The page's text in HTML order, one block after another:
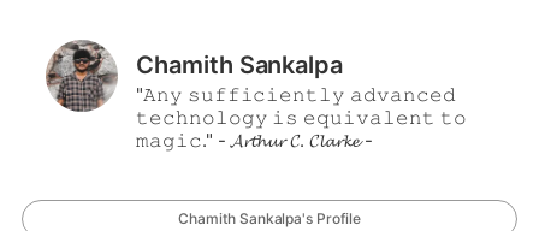
Chamith Sankalpa
"𝙰𝚗𝚢 𝚜𝚞𝚏𝚏𝚒𝚌𝚒𝚎𝚗𝚝𝚕𝚢 𝚊𝚍𝚟𝚊𝚗𝚌𝚎𝚍
𝚝𝚎𝚌𝚑𝚗𝚘𝚕𝚘𝚐𝚢 𝚒𝚜 𝚎𝚚𝚞𝚒𝚟𝚊𝚕𝚎𝚗𝚝 𝚝𝚘
𝚖𝚊𝚐𝚒𝚌." - 𝓐𝓻𝓽𝓱𝓾𝓻 𝓒. 𝓒𝓵𝓪𝓻𝓴𝓮 -
Chamith Sankalpa's Profile